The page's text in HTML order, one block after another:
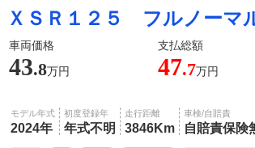
ＸＳＲ１２５ フルノー
車両価格 支払総額
43.8万円 47.7万円
モデル年式
2024年
初度登録年
年式不明
走行距離
3846Km
車検/自賠責
自賠責保険